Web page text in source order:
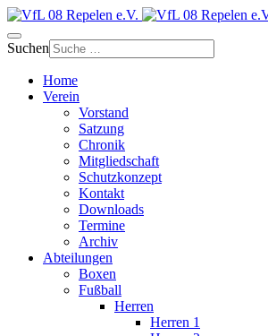
Suchen
Home
Verein
Vorstand
Satzung
Chronik
Mitgliedschaft
Schutzkonzept
Kontakt
Downloads
Termine
Archiv
Abteilungen
Boxen
Fußball
Herren
Herren 1